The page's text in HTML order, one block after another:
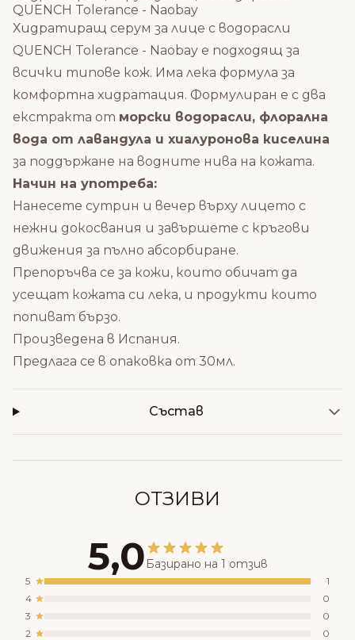
QUENCH Tolerance - Naobay
Хидратиращ серум за лице с водорасли
QUENCH Tolerance - Naobay е подходящ за
всички типове кож. Има лека формула за
комфортна хидратация. Формулиран е с два
екстракта от морски водорасли, флорална
вода от лавандула и хиалуронова киселина
за поддържане на водните нива на кожата.
Начин на употреба:
Нанесете сутрин и вечер върху лицето с
нежни докосвания и завършете с кръгови
движения за пълно абсорбиране.
Препоръчва се за кожи, които обичат да
усещат кожата си лека, и продукти които
попиват бързо.
Произведена в Испания.
Предлага се в опаковка от 30мл.
Състав
ОТЗИВИ
5,0 Базирано на 1 отзив
5
1
4
0
3
0
2
0